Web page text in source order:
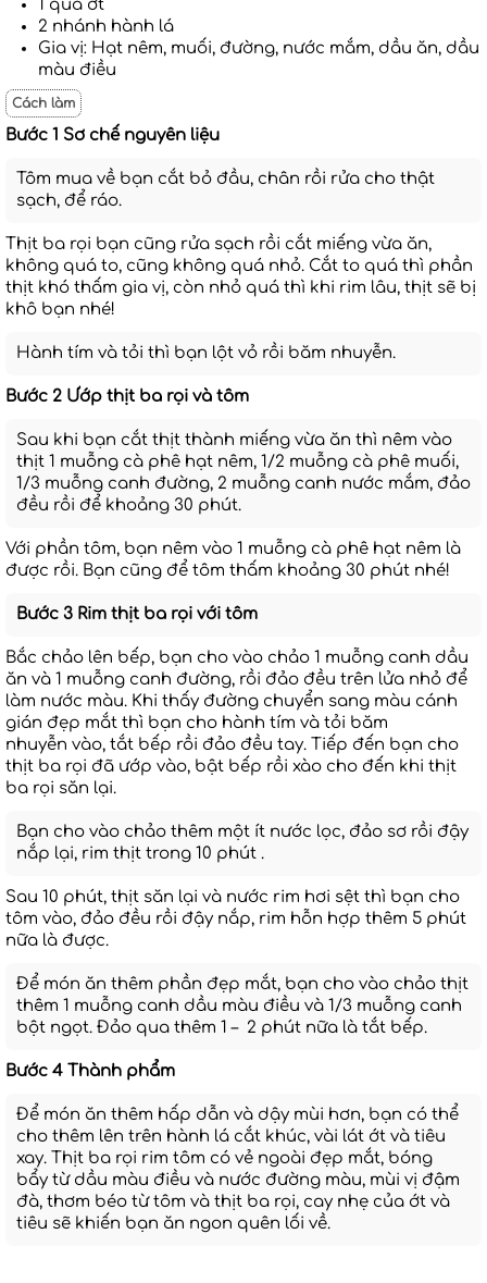
1 quả ớt
2 nhánh hành lá
Gia vị: Hạt nêm, muối, đường, nước mắm, dầu ăn, dầu
màu điều
Cách làm
Bước 1 Sơ chế nguyên liệu
Tôm mua về bạn cắt bỏ đầu, chân rồi rửa cho thật
sạch, để ráo.
Thịt ba rọi bạn cũng rửa sạch rồi cắt miếng vừa ăn,
không quá to, cũng không quá nhỏ. Cắt to quá thì phần
thịt khó thấm gia vị, còn nhỏ quá thì khi rim lâu, thịt sẽ bị
khô bạn nhé!
Hành tím và tỏi thì bạn lột vỏ rồi băm nhuyễn.
Bước 2 Ướp thịt ba rọi và tôm
Sau khi bạn cắt thịt thành miếng vừa ăn thì nêm vào
thịt 1 muỗng cà phê hạt nêm, 1/2 muỗng cà phê muối,
1/3 muỗng canh đường, 2 muỗng canh nước mắm, đảo
đều rồi để khoảng 30 phút.
Với phần tôm, bạn nêm vào 1 muỗng cà phê hạt nêm là
được rồi. Bạn cũng để tôm thấm khoảng 30 phút nhé!
Bước 3 Rim thịt ba rọi với tôm
Bắc chảo lên bếp, bạn cho vào chảo 1 muỗng canh dầu
ăn và 1 muỗng canh đường, rồi đảo đều trên lửa nhỏ để
làm nước màu. Khi thấy đường chuyển sang màu cánh
gián đẹp mắt thì bạn cho hành tím và tỏi băm
nhuyễn vào, tắt bếp rồi đảo đều tay. Tiếp đến bạn cho
thịt ba rọi đã ướp vào, bật bếp rồi xào cho đến khi thịt
ba rọi săn lại.
Bạn cho vào chảo thêm một ít nước lọc, đảo sơ rồi đậy
nắp lại, rim thịt trong 10 phút .
Sau 10 phút, thịt săn lại và nước rim hơi sệt thì bạn cho
tôm vào, đảo đều rồi đậy nắp, rim hỗn hợp thêm 5 phút
nữa là được.
Để món ăn thêm phần đẹp mắt, bạn cho vào chảo thịt
thêm 1 muỗng canh dầu màu điều và 1/3 muỗng canh
bột ngọt. Đảo qua thêm 1 – 2 phút nữa là tắt bếp.
Bước 4 Thành phẩm
Để món ăn thêm hấp dẫn và dậy mùi hơn, bạn có thể
cho thêm lên trên hành lá cắt khúc, vài lát ớt và tiêu
xay. Thịt ba rọi rim tôm có vẻ ngoài đẹp mắt, bóng
bẩy từ dầu màu điều và nước đường màu, mùi vị đậm
đà, thơm béo từ tôm và thịt ba rọi, cay nhẹ của ớt và
tiêu sẽ khiến bạn ăn ngon quên lối về.